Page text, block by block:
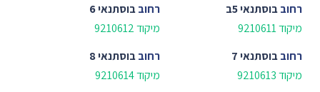
רחובבוסתנאי 5ב
מיקוד 9210611
רחובבוסתנאי 6
מיקוד 9210612
רחובבוסתנאי 7
מיקוד 9210613
רחובבוסתנאי 8
מיקוד 9210614